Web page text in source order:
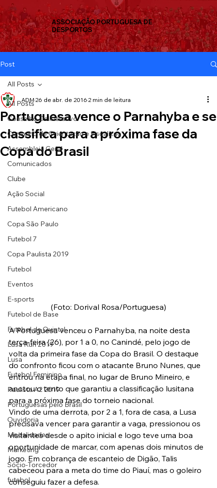
ASSOCIAÇÃO PORTUGUESA DE
DESPORTOS
Post
All Posts
Conselho Deliberativo
Conselho de Orientação e Fiscalizaç
Assembleia Geral
Comunicados
Clube
Ação Social
Futebol Americano
Copa São Paulo
Futebol 7
Copa Paulista 2019
Futebol
Eventos
E-sports
Futebol de Base
Futebol de Quintal
Lusa Run 2019
Lusa
Futebol Feminino
Paulista A2 2019
Portuguesas pelo Brasil
Ouvidoria
Modalidades
Marketing
Sócio-Torcedor
futebol
All Posts
Portuguesa vence o Parnahyba e se
classifica para a próxima fase da
Copa do Brasil
ADM 26 de abr. de 2016 2 min de leitura
(Foto: Dorival Rosa/Portuguesa)
A Portuguesa venceu o Parnahyba, na noite desta
terça-feira (26), por 1 a 0, no Canindé, pelo jogo de
volta da primeira fase da Copa do Brasil. O destaque
do confronto ficou com o atacante Bruno Nunes, que
entrou na etapa final, no lugar de Bruno Mineiro, e
anotou o tento que garantiu a classificação lusitana
para a próxima fase do torneio nacional.
Vindo de uma derrota, por 2 a 1, fora de casa, a Lusa
precisava vencer para garantir a vaga, pressionou os
visitantes desde o apito inicial e logo teve uma boa
oportunidade de marcar, com apenas dois minutos de
jogo. Em cobrança de escanteio de Digão, Talis
cabeceou para a meta do time do Piauí, mas o goleiro
conseguiu fazer a defesa.